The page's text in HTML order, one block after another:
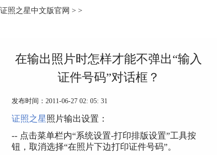
证照之星中文版官网 > >
在输出照片时怎样才能不弹出“输入
证件号码”对话框？
发布时间：2011-06-27 02: 05: 31
证照之星照片输出设置：
-- 点击菜单栏内“系统设置-打印排版设置”工具按
钮，取消选择“在照片下边打印证件号码”。